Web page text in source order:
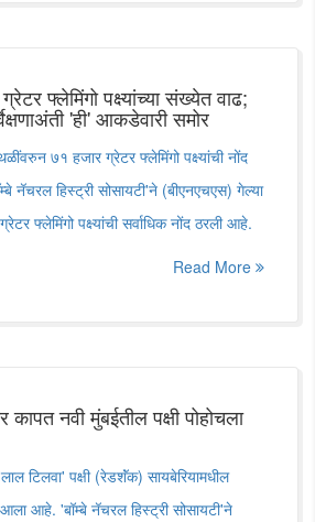
फ्लेमिंगो पक्ष्यांच्या संख्येत वाढ;
'ही' आकडेवारी समोर
७१ हजार ग्रेटर फ्लेमिंगो पक्ष्यांची नोंद
नॅचरल हिस्ट्री सोसायटी'ने (बीएनएचएस) गेल्या
फ्लेमिंगो पक्ष्यांची सर्वाधिक नोंद ठरली आहे.
Read More
नवी मुंबईतील पक्षी पोहोचला
टिलवा' पक्षी (रेडशॅंक) सायबेरियामधील
आहे. 'बॉम्बे नॅचरल हिस्ट्री सोसायटी'ने